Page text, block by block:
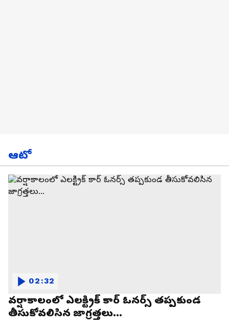
ఆటో
వర్షాకాలంలో ఎలక్ట్రిక్ కార్ ఓనర్స్ తప్పకుండ
తీసుకోవలిసిన జాగ్రత్తలు...
02:32